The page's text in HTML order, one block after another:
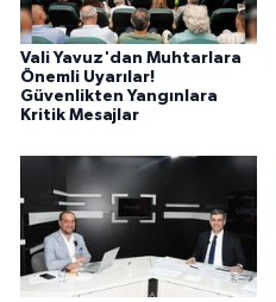
Vali Yavuz'dan Muhtarlara
Önemli Uyarılar!
Güvenlikten Yangınlara
Kritik Mesajlar